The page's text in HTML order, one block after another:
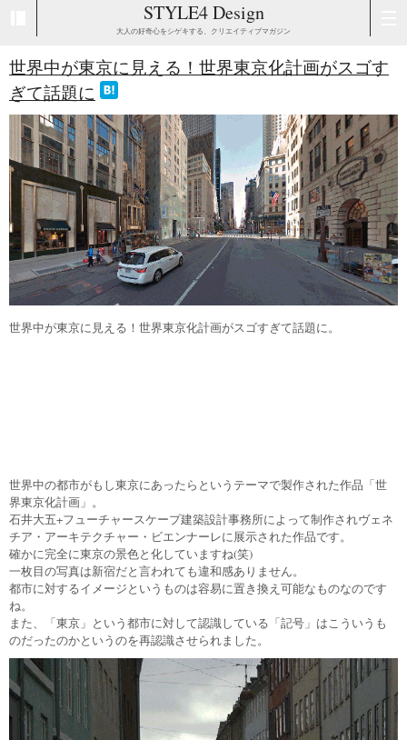
STYLE4 Design
大人の好奇心をシゲキする、クリエイティブマガジン
世界中が東京に見える！世界東京化計画がスゴす
ぎて話題に
世界中が東京に見える！世界東京化計画がスゴすぎて話題に。
世界中の都市がもし東京にあったらというテーマで製作された作品「世
界東京化計画」。
石井大五+フューチャースケープ建築設計事務所によって制作されヴェネ
チア・アーキテクチャー・ビエンナーレに展示された作品です。
確かに完全に東京の景色と化していますね(笑)
一枚目の写真は新宿だと言われても違和感ありません。
都市に対するイメージというものは容易に置き換え可能なものなのです
ね。
また、「東京」という都市に対して認識している「記号」はこういうも
のだったのかというのを再認識させられました。